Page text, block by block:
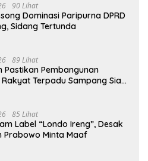
90 Lihat
Dominasi Paripurna DPRD
Sidang Tertunda
89 Lihat
Pastikan Pembangunan
Terpadu Sampang Siap
85 Lihat
Label “Londo Ireng”, Desak
Prabowo Minta Maaf